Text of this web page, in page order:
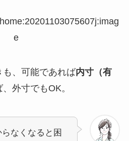
、可能であれば内寸（有
外寸でもOK。
なくなると困